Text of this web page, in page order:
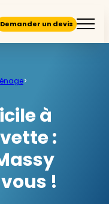
Demander un devis
>
à
:
!